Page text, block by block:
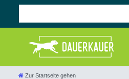
Zur Startseite gehen